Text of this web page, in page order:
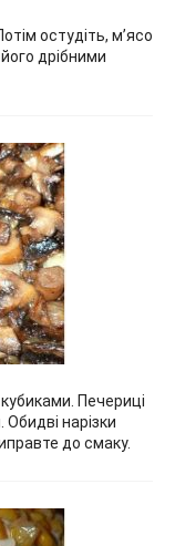
остудіть, м’ясо
дрібними
Печериці
нарізки
до смаку.